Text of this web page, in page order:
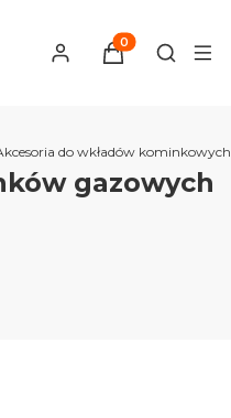
Produkty w
Otwórz
do wkładów kominkowych
gazowych